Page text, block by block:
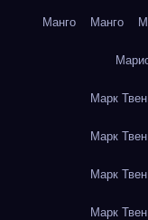
Манго Манго
Марк
Марк
Марк
Марк